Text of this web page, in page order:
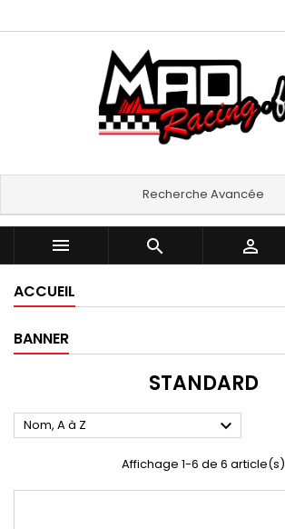
Recherche Avancée
  
ACCUEIL
BANNER
STANDARD
Nom, A à Z 
Affichage 1-6 de 6 article(s)